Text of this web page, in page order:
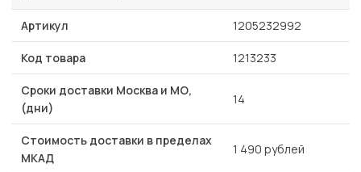
Артикул 1205232992
Код товара 1213233
Сроки доставки Москва и МО,
(дни)
14
Стоимость доставки в пределах
МКАД
1 490 рублей